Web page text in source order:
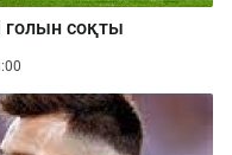
голын соқты